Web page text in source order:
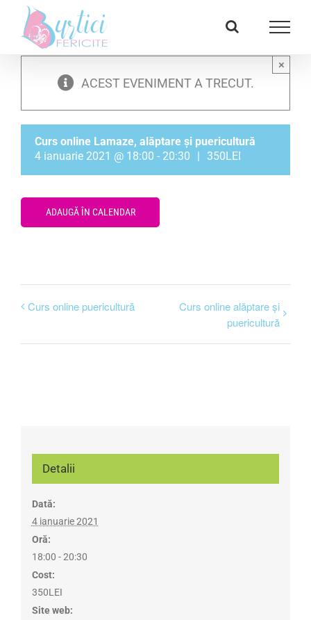
content
mail:
ACEST EVENIMENT A TRECUT.
×
Curs online Lamaze, alăptare și puericultură
4 ianuarie 2021 @ 18:00 - 20:30 | 350LEI
ADAUGĂ ÎN CALENDAR
Curs online puericultură
Curs online alăptare și
puericultură
Detalii
Dată:
4 ianuarie 2021
Oră:
18:00 - 20:30
Cost:
350LEI
Site web: